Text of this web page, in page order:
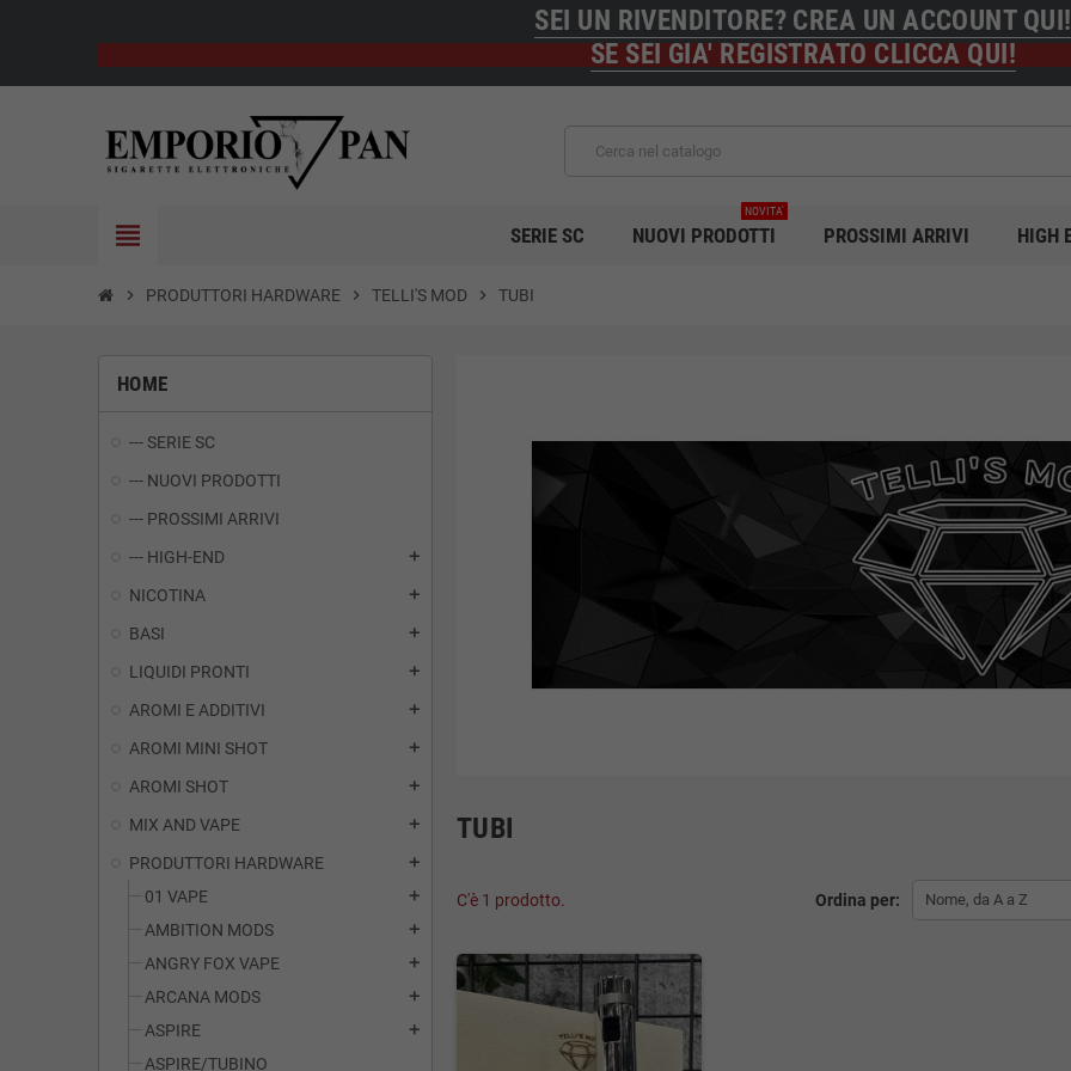
SEI UN RIVENDITORE? CREA UN ACCOUNT QUI!
SE SEI GIA' REGISTRATO CLICCA QUI!
view_headline SERIE SC NUOVI PRODOTTI
NOVITA'
PROSSIMI ARRIVI HIGH
chevron_right PRODUTTORI HARDWARE chevron_right TELLI'S MOD chevron_right TUBI
HOME
--- SERIE SC
--- NUOVI PRODOTTI
--- PROSSIMI ARRIVI
--- HIGH-END
add
NICOTINA add
BASI add
LIQUIDI PRONTI add
AROMI E ADDITIVI add
AROMI MINI SHOT add
AROMI SHOT add
MIX AND VAPE add
PRODUTTORI HARDWARE add
01 VAPE add
AMBITION MODS add
ANGRY FOX VAPE add
ARCANA MODS add
ASPIRE add
ASPIRE/TUBINO
TUBI
Ordina per: Nome, da A a Z
C'è 1 prodotto.